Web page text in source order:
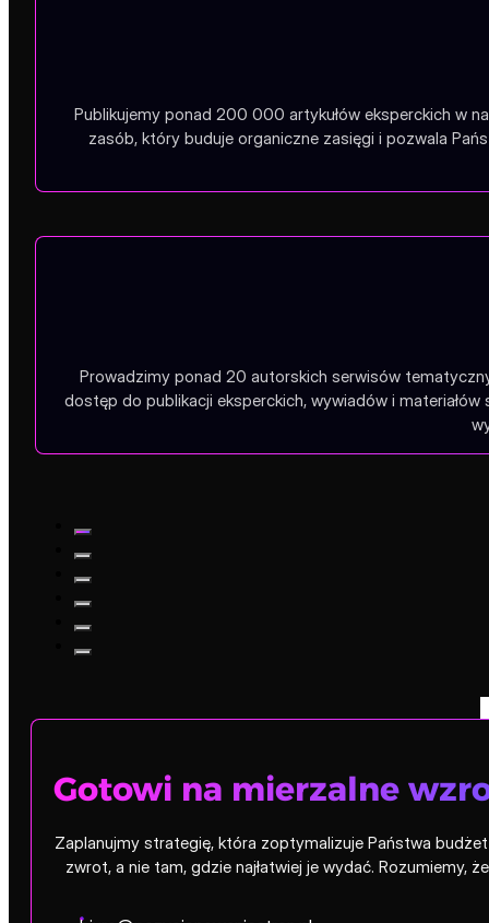
Publikujemy ponad 200 000 artykułów eksperckich w
zasób, który buduje organiczne zasięgi i pozwala
Prowadzimy ponad 20 autorskich serwisów
dostęp do publikacji eksperckich, wywiadów i
Gotowi na mierzalne
Zaplanujmy strategię, która zoptymalizuje Państwa
zwrot, a nie tam, gdzie najłatwiej je wydać.